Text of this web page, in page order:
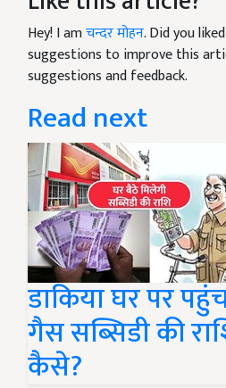
Hey! I amचन्दर मोहन. Did you
suggestions to improve this
suggestions and feedback.
Read next
डाकिया घर पर
गैस सब्सिडी की
कैसे?